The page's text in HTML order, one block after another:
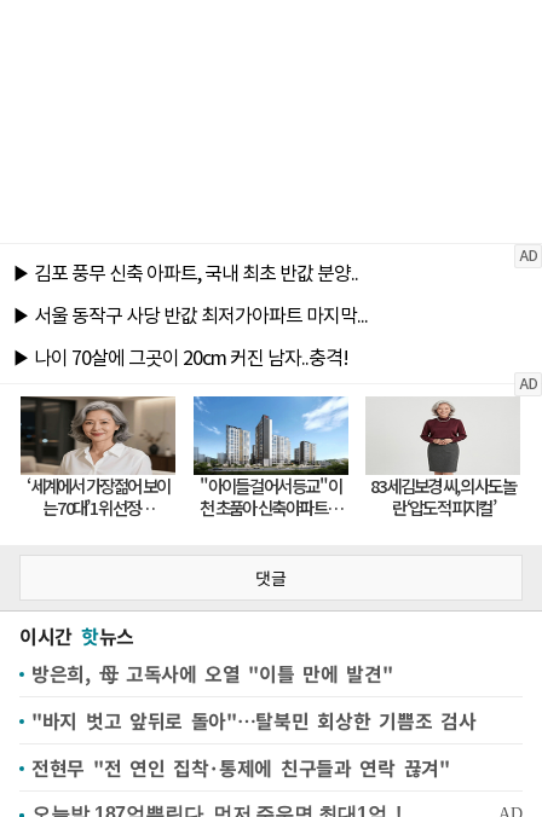
댓글
이시간 핫뉴스
방은희, 母 고독사에 오열 "이틀 만에 발견"
"바지 벗고 앞뒤로 돌아"…탈북민 회상한 기쁨조 검사
전현무 "전 연인 집착·통제에 친구들과 연락 끊겨"